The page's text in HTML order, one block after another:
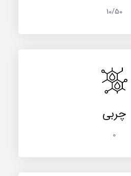
10/50
چربی
0